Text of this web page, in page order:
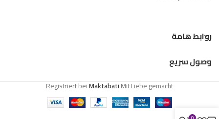
روابط هامة
وصول سريع
Registriert beiMaktabatiMit Liebe gemacht